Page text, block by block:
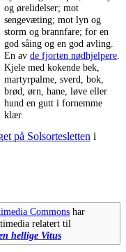
og ørelidelser; mot
sengevæting; mot lyn og
storm og brannfare; for en
god såing og en god avling.
En av de fjorten nødhjelpere
Kjele med kokende bek,
martyrpalme, sverd, bok,
brød, ørn, hane, løve eller
hund en gutt i fornemme
klær.
på Solsortesletten i
Commons har
relatert til
hellige Vitus